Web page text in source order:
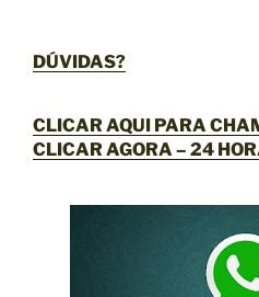
DÚVIDAS?
CLICAR AQUI PARA
CLICAR AGORA – 24